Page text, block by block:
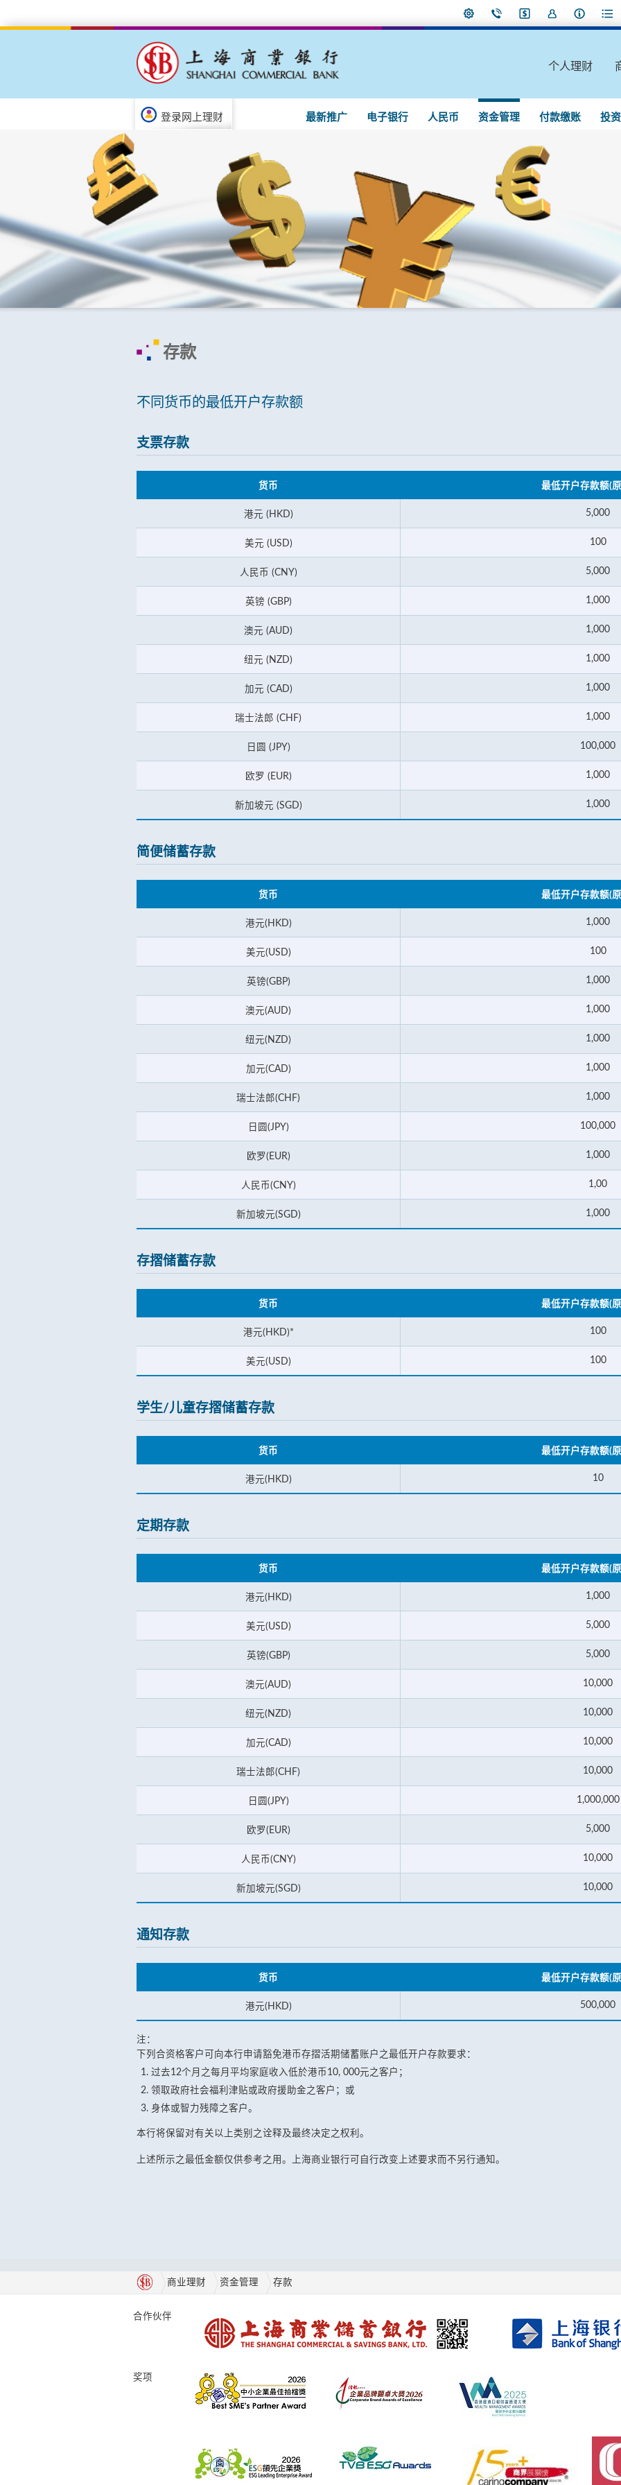
登录网上理财
个人理财
最新推广 电子银行 人民币 资金管理 付款缴账 投资
存款
不同货币的最低开户存款额
支票存款
货币 最低开户存款额(
港元 (HKD) 5,000
美元 (USD) 100
人民币 (CNY) 5,000
英镑 (GBP) 1,000
澳元 (AUD) 1,000
纽元 (NZD) 1,000
加元 (CAD) 1,000
瑞士法郎 (CHF) 1,000
日圆 (JPY) 100,000
欧罗 (EUR) 1,000
新加坡元 (SGD) 1,000
简便储蓄存款
货币 最低开户存款额(
港元(HKD) 1,000
美元(USD) 100
英镑(GBP) 1,000
澳元(AUD) 1,000
纽元(NZD) 1,000
加元(CAD) 1,000
瑞士法郎(CHF) 1,000
日圆(JPY) 100,000
欧罗(EUR) 1,000
人民币(CNY) 1,00
新加坡元(SGD) 1,000
存摺储蓄存款
货币 最低开户存款额(
港元(HKD)* 100
美元(USD) 100
学生/儿童存摺储蓄存款
货币 最低开户存款额(
港元(HKD) 10
定期存款
货币 最低开户存款额(
港元(HKD) 1,000
美元(USD) 5,000
英镑(GBP) 5,000
澳元(AUD) 10,000
纽元(NZD) 10,000
加元(CAD) 10,000
瑞士法郎(CHF) 10,000
日圆(JPY) 1,000,000
欧罗(EUR) 5,000
人民币(CNY) 10,000
新加坡元(SGD) 10,000
通知存款
货币 最低开户存款额(
港元(HKD) 500,000
注：
下列合资格客户可向本行申请豁免港币存摺活期储蓄账户之最低开户存款要求：
过去12个月之每月平均家庭收入低於港币10, 000元之客户；
领取政府社会福利津贴或政府援助金之客户；或
身体或智力残障之客户。
本行将保留对有关以上类别之诠释及最终决定之权利。
上述所示之最低金额仅供参考之用。上海商业银行可自行改变上述要求而不另行通知。
商业理财 资金管理 存款
合作伙伴
奖项